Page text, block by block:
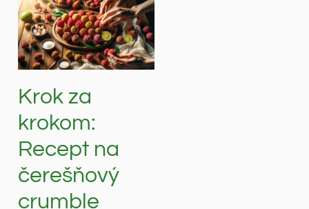
Krok za
krokom:
Recept na
čerešňový
crumble